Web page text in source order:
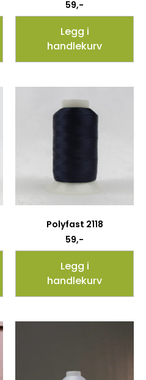
59,-
Legg i
handlekurv
Polyfast 2118
59,-
Legg i
handlekurv